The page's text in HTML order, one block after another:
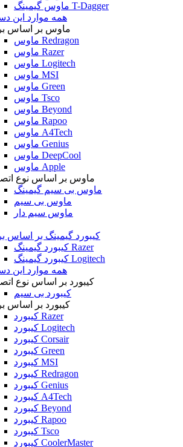
ماوس گیمینگ T-Dagger
همه موارد این
ماوس بر اساس
ماوس Redragon
ماوس Razer
ماوس Logitech
ماوس MSI
ماوس Green
ماوس Tsco
ماوس Beyond
ماوس Rapoo
ماوس A4Tech
ماوس Genius
ماوس DeepCool
ماوس Apple
ماوس بر اساس نوع
ماوس بی سیم گیمینگ
ماوس بی سیم
ماوس سیم دار
کیبورد گیمینگ بر اساس
کیبورد گیمینگ Razer
کیبورد گیمینگ Logitech
همه موارد این
کیبورد بر اساس نوع
کیبورد بی سیم
کیبورد بر اساس
کیبورد Razer
کیبورد Logitech
کیبورد Corsair
کیبورد Green
کیبورد MSI
کیبورد Redragon
کیبورد Genius
کیبورد A4Tech
کیبورد Beyond
کیبورد Rapoo
کیبورد Tsco
کیبورد CoolerMaster